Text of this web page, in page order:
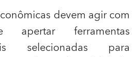
devem agir com
apertar ferramentas
selecionadas para